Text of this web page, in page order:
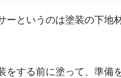
ーというのは塗装の下地
をする前に塗って、準備